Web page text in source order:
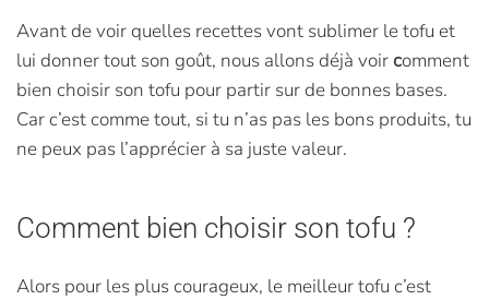
Avant de voir quelles recettes vont sublimer le tofu et
lui donner tout son goût, nous allons déjà voircomment
bien choisir son tofu pour partir sur de bonnes bases.
Car c’est comme tout, si tu n’as pas les bons produits, tu
ne peux pas l’apprécier à sa juste valeur.
Comment bien choisir son tofu ?
Alors pour les plus courageux, le meilleur tofu c’est